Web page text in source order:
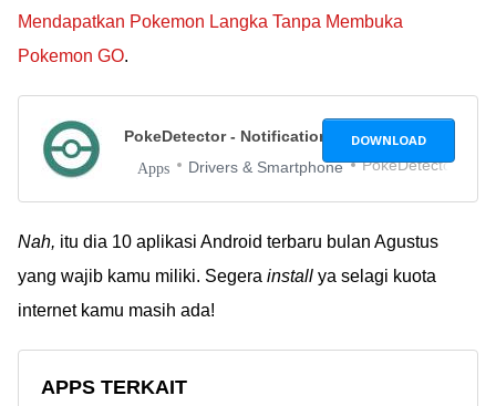
Mendapatkan Pokemon Langka Tanpa Membuka
Pokemon GO.
PokeDetector - Notifications 1.1.0
Apps Drivers & Smartphone PokeDetector
DOWNLOAD
Nah, itu dia 10 aplikasi Android terbaru bulan Agustus
yang wajib kamu miliki. Segera install ya selagi kuota
internet kamu masih ada!
APPS TERKAIT